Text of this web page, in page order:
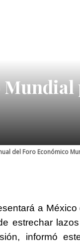
del Foro Económico
a México
estrechar
informó